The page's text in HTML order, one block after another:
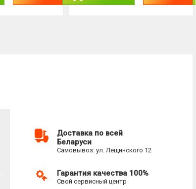
Доставка по всей
Беларуси
Самовывоз: ул. Лещинского 12
Гарантия качества 100%
Свой сервисный центр